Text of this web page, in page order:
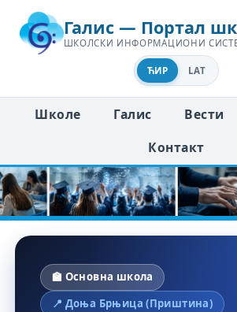
Галис — Портал
ШКОЛСКИ ИНФОРМАЦИОНИ
ЋИР LAT
Школе Галис Вести
Контакт
🏫 Основна школа
📍 Доња Брњица (Приштина)